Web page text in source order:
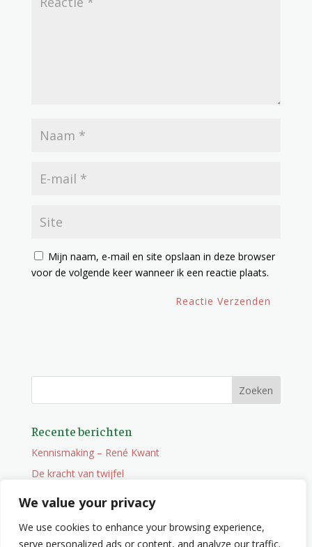
We value your privacy
We use cookies to enhance your browsing experience,
serve personalized ads or content, and analyze our traffic.
Mijn naam, e-mail en site opslaan in deze browser
voor de volgende keer wanneer ik een reactie plaats.
Recente berichten
Kennismaking – René Kwant
De kracht van twijfel
Onderweg
Wat je niet zocht maar wel vindt